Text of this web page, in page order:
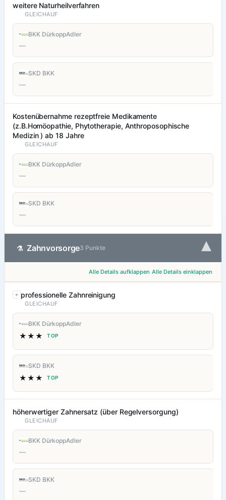
weitere Naturheilverfahren
GLEICHAUF
BKK DürkoppAdler
—
SKD BKK
—
Kostenübernahme rezeptfreie Medikamente
(z.B.Homöopathie, Phytotherapie, Anthroposophische
Medizin ) ab 18 Jahre
GLEICHAUF
BKK DürkoppAdler
—
SKD BKK
—
⚗ Zahnvorsorge3 Punkte ▾
Alle Details aufklappen Alle Details einklappen
professionelle Zahnreinigung
GLEICHAUF
BKK DürkoppAdler
★★★ TOP
SKD BKK
★★★ TOP
höherwertiger Zahnersatz (über Regelversorgung)
GLEICHAUF
BKK DürkoppAdler
—
SKD BKK
—